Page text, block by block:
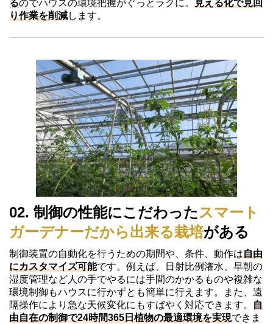
るのでハウスの環境把握がぐっとラクに。
見える化で見回
り作業を削減します。
02. 制御の性能にこだわったスマート
ガーデナーだから出来る栽培がある
制御装置の自動化を行うための期間や、条件、動作は自由
にカスタマイズ可能です。例えば、日射比例潅水、早朝の
湿度管理など人の手でやるには手間のかかるものや複雑な
環境制御もハウスに行かずとも簡単に行えます。また、遠
隔操作により急な天候変化にもすばやく対応できます。
自
由自在の制御で24時間365日植物の最適環境を実現できま